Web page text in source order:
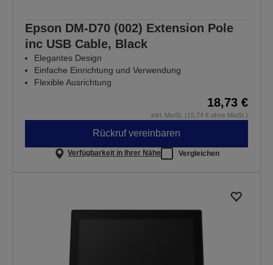
Epson DM-D70 (002) Extension Pole
inc USB Cable, Black
Elegantes Design
Einfache Einrichtung und Verwendung
Flexible Ausrichtung
18,73 €
inkl. MwSt. (15,74 € ohne MwSt.)
Rückruf vereinbaren
Verfügbarkeit in Ihrer Nähe Vergleichen